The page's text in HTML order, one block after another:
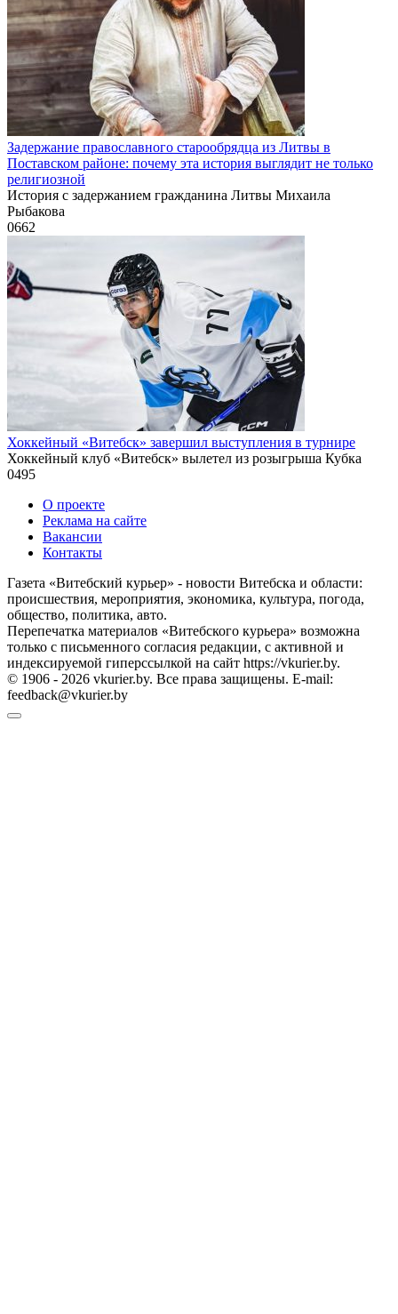
Задержание православного старообрядца из Литвы в
Поставском районе: почему эта история выглядит не только
религиозной
История с задержанием гражданина Литвы Михаила
Рыбакова
0662
Хоккейный «Витебск» завершил выступления в турнире
Хоккейный клуб «Витебск» вылетел из розыгрыша Кубка
0495
О проекте
Реклама на сайте
Вакансии
Контакты
Газета «Витебский курьер» - новости Витебска и области:
происшествия, мероприятия, экономика, культура, погода,
общество, политика, авто.
Перепечатка материалов «Витебского курьера» возможна
только с письменного согласия редакции, с активной и
индексируемой гиперссылкой на сайт https://vkurier.by.
© 1906 - 2026 vkurier.by. Все права защищены. E-mail:
feedback@vkurier.by